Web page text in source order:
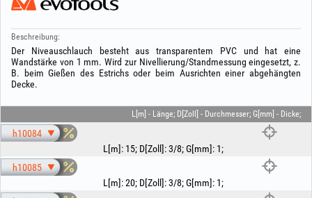
Beschreibung:
Der Niveauschlauch besteht aus transparentem PVC und hat eine
Wandstärke von 1 mm. Wird zur Nivellierung/Standmessung eingesetzt, z.
B. beim Gießen des Estrichs oder beim Ausrichten einer abgehängten
Decke.
L[m] - Länge; D[Zoll] - Durchmesser; G[mm] - Dicke;
h10084
L[m]: 15; D[Zoll]:3/8;G[mm]: 1;
h10085
L[m]:20; D[Zoll]:3/8;G[mm]: 1;